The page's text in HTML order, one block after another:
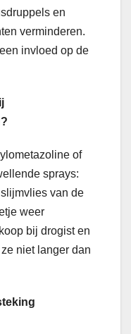
en
verminderen.
invloed op de
of
sprays:
van de
weer
bij drogist en
niet langer dan